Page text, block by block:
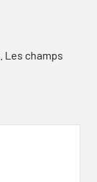
Les champs